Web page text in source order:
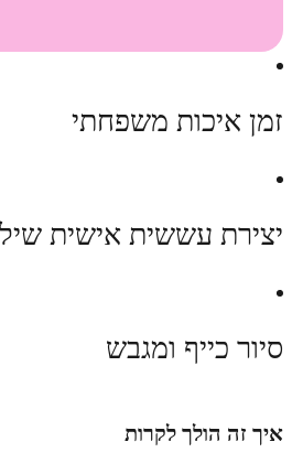
זמן איכות משפחתי
יצירת עששית אישית
סיור כייף ומגבש
איך זה הולך לקרות